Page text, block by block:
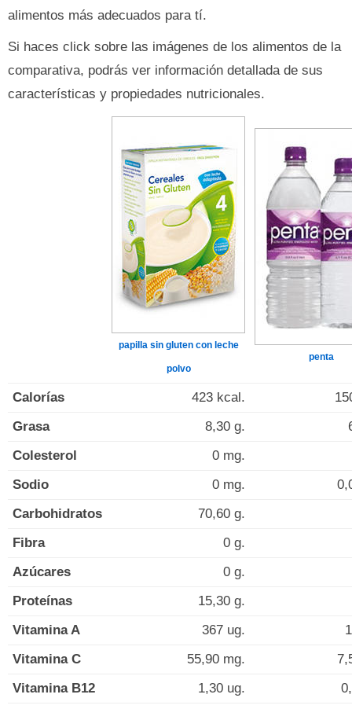
alimentos más adecuados para tí.
Si haces click sobre las imágenes de los alimentos de la
comparativa, podrás ver información detallada de sus
características y propiedades nutricionales.
papilla sin gluten con leche
polvo
penta
Calorías 423 kcal.
Grasa
8,30 g.
Colesterol
0 mg.
Sodio
0 mg.
Carbohidratos
70,60 g.
Fibra
0 g.
Azúcares
0 g.
Proteínas
15,30 g.
Vitamina A
367 ug.
Vitamina C
55,90 mg.
Vitamina B12
1,30 ug.